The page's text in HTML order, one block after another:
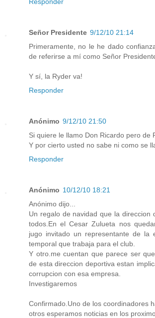
Señor Presidente 9/12/10 21:14
Primeramente, no le he dado
de referirse a mí como Señor
Y sí, la Ryder va!
Responder
Anónimo 9/12/10 21:50
Si quiere le llamo Don Ricardo pero de
Y por cierto usted no sabe ni como se
Responder
Anónimo 10/12/10 18:21
Anónimo dijo...
Un regalo de navidad que la direccion
todos.En el Cesar Zulueta nos
jugo invitado un representante de la
temporal que trabaja para el club.
Y otro.me cuentan que parece ser
de esta direccion deportiva estan
corrupcion con esa empresa.
Investigaremos
Confirmado.Uno de los coordinadores
otros esperamos noticias en los